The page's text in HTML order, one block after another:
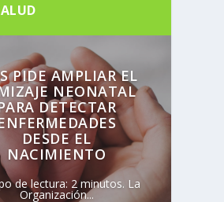
PIDE AMPLIAR EL
NEONATAL
DETECTAR
DESDE EL
NACIMIENTO
de lectura: 2 minutos. La
Organización...